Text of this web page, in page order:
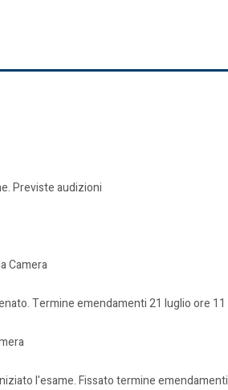
Previste audizioni
Camera
Termine emendamenti 21 luglio ore 11
l'esame. Fissato termine emendamenti